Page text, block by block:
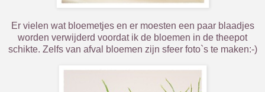
Er vielen wat bloemetjes en er moesten een paar blaadjes
worden verwijderd voordat ik de bloemen in de theepot
schikte. Zelfs van afval bloemen zijn sfeer foto`s te maken:-)